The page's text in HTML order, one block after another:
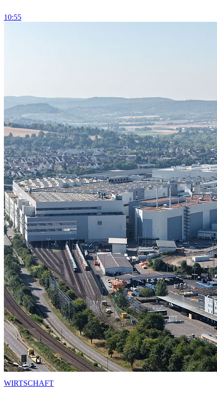
10:55
WIRTSCHAFT